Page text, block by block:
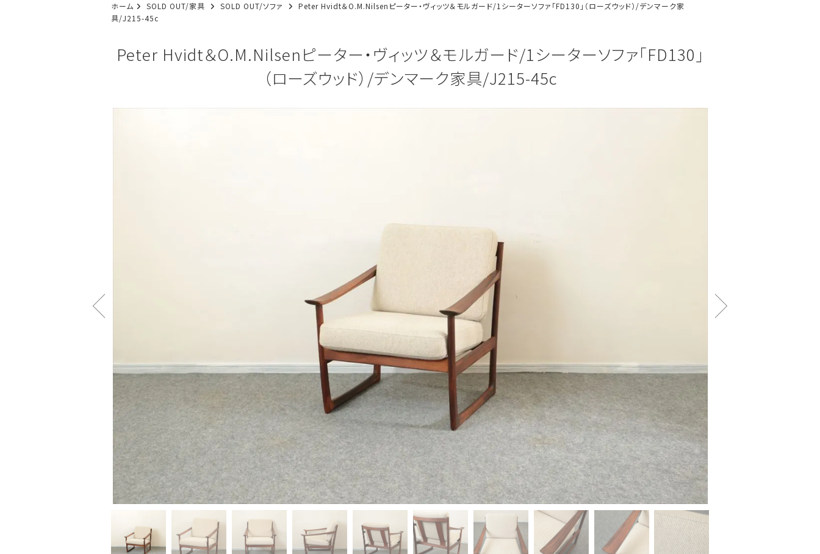
ホーム SOLD OUT/家具 SOLD OUT/ソファ
Peter Hvidt＆O.M.Nilsenピーター・ヴィッツ＆モルガード/1シーターソファ「FD130」（ローズウッド）/デンマーク家
具/J215-45c
Peter Hvidt＆O.M.Nilsenピーター・ヴィッツ＆モルガード/1シーターソファ「FD130」
（ローズウッド）/デンマーク家具/J215-45c